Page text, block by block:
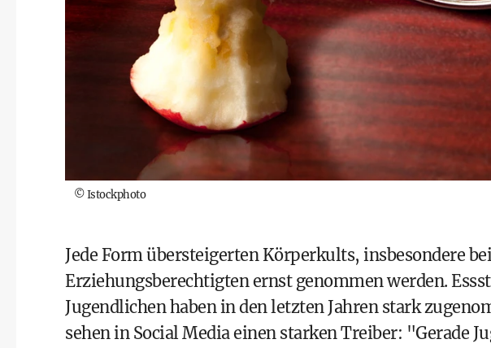
©Istockphoto
Jede Form übersteigerten Körperkults, insbesondere
Erziehungsberechtigten ernst genommen werden.
Jugendlichen haben in den letzten Jahren stark
sehen in Social Media einen starken Treiber: "Gerade